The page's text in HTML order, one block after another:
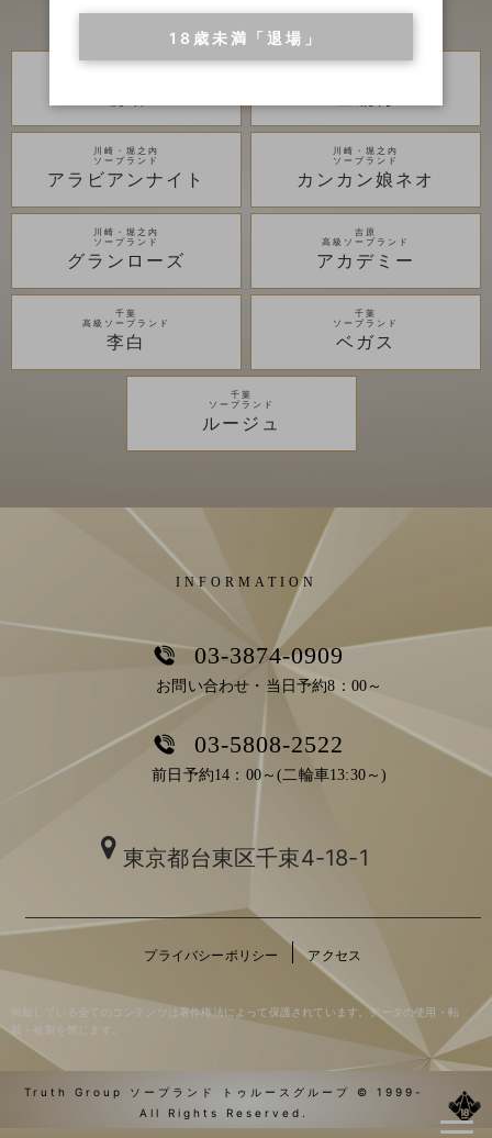
川崎・堀之内
ソープランド
アラビアンナイト
川崎・堀之内
ソープランド
カンカン娘ネオ
川崎・堀之内
ソープランド
グランローズ
吉原
高級ソープランド
アカデミー
千葉
高級ソープランド
李白
千葉
ソープランド
ベガス
千葉
ソープランド
ルージュ
INFORMATION
03-3874-0909
お問い合わせ・当日予約8：00～
03-5808-2522
前日予約14：00～(二輪車13:30～)
東京都台東区千束4-18-1
プライバシーポリシー アクセス
掲載している全てのコンテンツは著作権法によって保護されています。データの使用・転
載・複製を禁じます。
Truth Group ソープランド トゥルースグループ © 1999-
All Rights Reserved.
18歳未満「退場」